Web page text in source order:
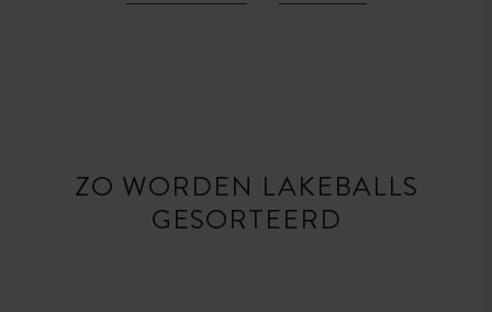
ZO WORDEN LAKEBALLS
GESORTEERD